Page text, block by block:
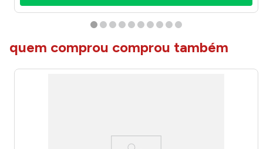
quem comprou comprou também